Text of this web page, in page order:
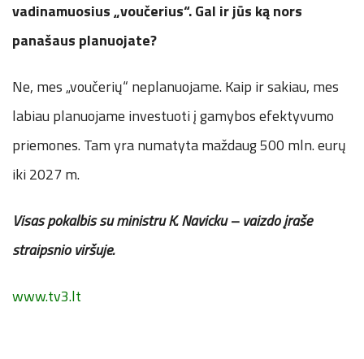
vadinamuosius „voučerius“. Gal ir jūs ką nors
panašaus planuojate?
Ne, mes „voučerių“ neplanuojame. Kaip ir sakiau, mes
labiau planuojame investuoti į gamybos efektyvumo
priemones. Tam yra numatyta maždaug 500 mln. eurų
iki 2027 m.
Visas pokalbis su ministru K. Navicku – vaizdo įraše
straipsnio viršuje.
www.tv3.lt